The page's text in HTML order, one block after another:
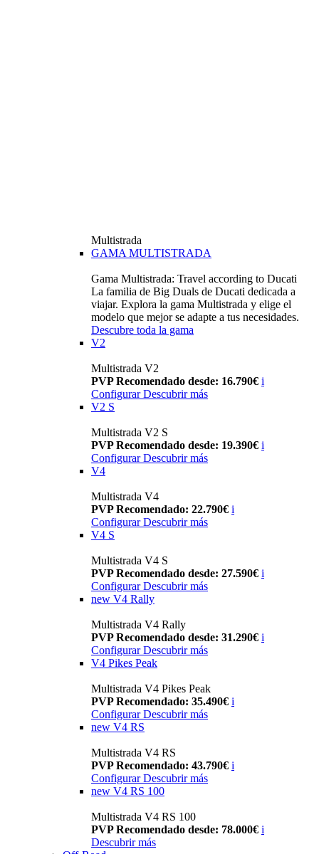
Multistrada
GAMA MULTISTRADA
Gama Multistrada: Travel according to Ducati
La familia de Big Duals de Ducati dedicada a
viajar. Explora la gama Multistrada y elige el
modelo que mejor se adapte a tus necesidades.
Descubre toda la gama
V2
Multistrada V2
PVP Recomendado desde: 16.790€ i
Configurar Descubrir más
V2 S
Multistrada V2 S
PVP Recomendado desde: 19.390€ i
Configurar Descubrir más
V4
Multistrada V4
PVP Recomendado: 22.790€ i
Configurar Descubrir más
V4 S
Multistrada V4 S
PVP Recomendado desde: 27.590€ i
Configurar Descubrir más
new V4 Rally
Multistrada V4 Rally
PVP Recomendado desde: 31.290€ i
Configurar Descubrir más
V4 Pikes Peak
Multistrada V4 Pikes Peak
PVP Recomendado: 35.490€ i
Configurar Descubrir más
new V4 RS
Multistrada V4 RS
PVP Recomendado: 43.790€ i
ConfigurarDescubrir más
new V4 RS 100
Multistrada V4 RS 100
PVP Recomendado desde: 78.000€ i
Descubrir más